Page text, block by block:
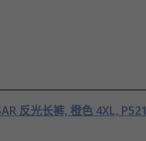
反光长裤, 橙色 4XL, P521